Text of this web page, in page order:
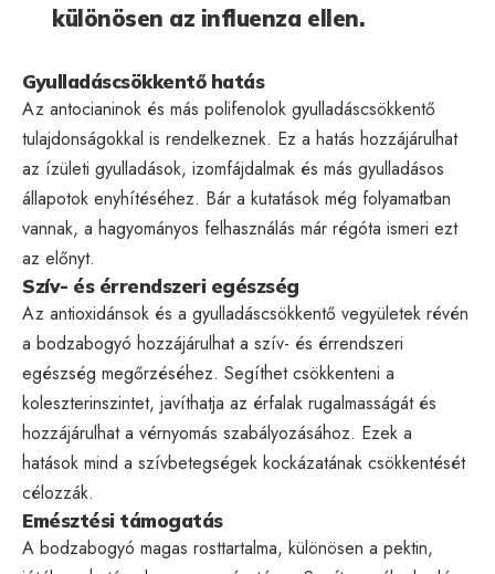
különösen az influenza ellen.
Gyulladáscsökkentő hatás
Az antocianinok és más polifenolok gyulladáscsökkentő
tulajdonságokkal is rendelkeznek. Ez a hatás hozzájárulhat
az ízületi gyulladások, izomfájdalmak és más gyulladásos
állapotok enyhítéséhez. Bár a kutatások még folyamatban
vannak, a hagyományos felhasználás már régóta ismeri ezt
az előnyt.
Szív- és érrendszeri egészség
Az antioxidánsok és a gyulladáscsökkentő vegyületek révén
a bodzabogyó hozzájárulhat a szív- és érrendszeri
egészség megőrzéséhez. Segíthet csökkenteni a
koleszterinszintet, javíthatja az érfalak rugalmasságát és
hozzájárulhat a vérnyomás szabályozásához. Ezek a
hatások mind a szívbetegségek kockázatának csökkentését
célozzák.
Emésztési támogatás
A bodzabogyó magas rosttartalma, különösen a pektin,